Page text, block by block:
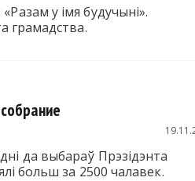
у імя будучыні».
грамадства.
да выбараў Прэзідэнта
больш за 2500 чалавек.